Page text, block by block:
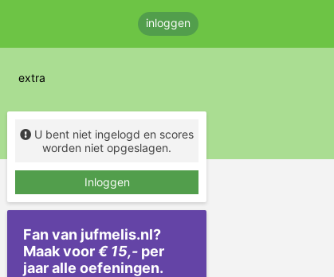
inloggen
extra
U bent niet ingelogd en scores
worden niet opgeslagen.
Inloggen
Fan van jufmelis.nl?
Maak voor€ 15,- per
jaar alle oefeningen.